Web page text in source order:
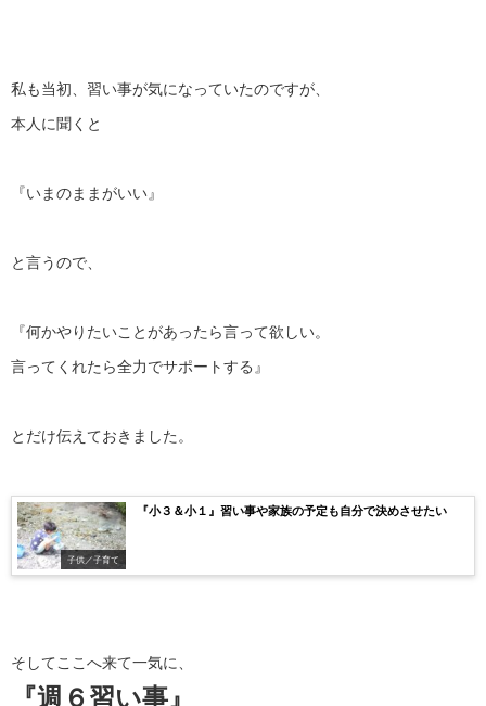
私も当初、習い事が気になっていたのですが、
本人に聞くと
『いまのままがいい』
と言うので、
『何かやりたいことがあったら言って欲しい。
言ってくれたら全力でサポートする』
とだけ伝えておきました。
子供／子育て
『小３＆小１』習い事や家族の予定も自分で決めさせたい
そしてここへ来て一気に、
『週６習い事』